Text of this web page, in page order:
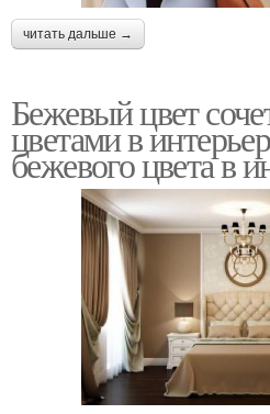
читать дальше →
Бежевый цвет
цветами в
бежевого цвета в